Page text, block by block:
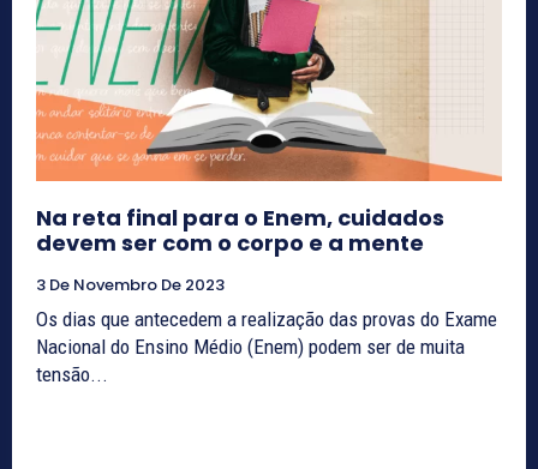
Na reta final para o Enem, cuidados
devem ser com o corpo e a mente
3 De Novembro De 2023
Os dias que antecedem a realização das provas do Exame
Nacional do Ensino Médio (Enem) podem ser de muita
tensão...